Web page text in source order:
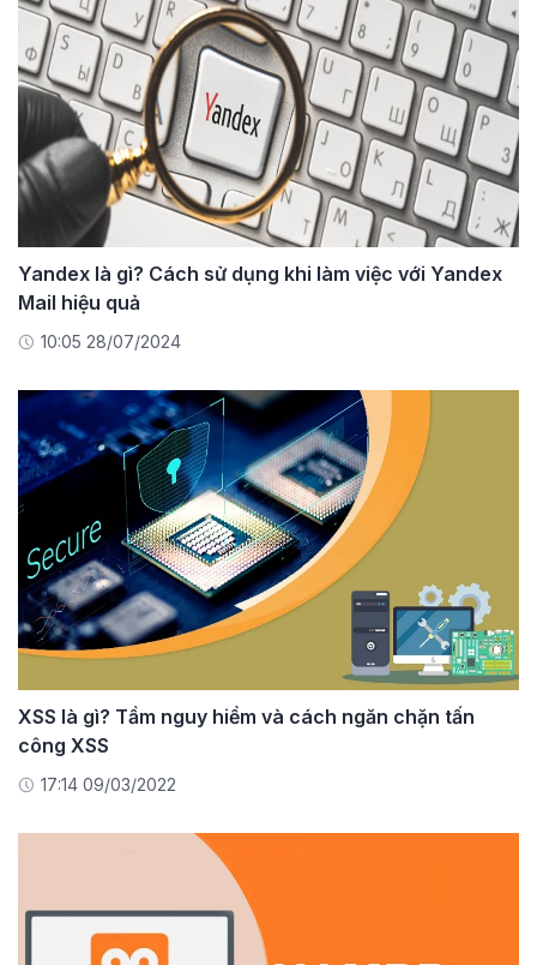
Yandex là gì? Cách sử dụng khi làm việc với Yandex
Mail hiệu quả
10:05 28/07/2024
XSS là gì? Tầm nguy hiểm và cách ngăn chặn tấn
công XSS
17:14 09/03/2022